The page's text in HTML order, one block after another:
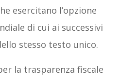
esercitano l’opzione
di cui ai successivi
stesso testo unico.
la trasparenza fiscale